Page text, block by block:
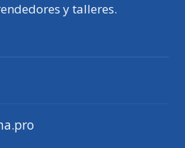
y talleres.